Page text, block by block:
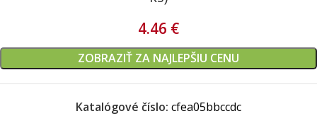
4.46 €
ZOBRAZIŤ ZA NAJLEPŠIU CENU
Katalógové číslo: cfea05bbccdc